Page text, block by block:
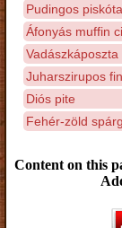
Pudingos piskóta
Áfonyás muffin
Vadászkáposzta
Juharszirupos
Diós pite
Fehér-zöld
Content on this